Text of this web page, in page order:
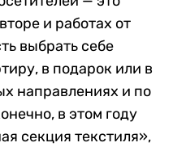
и работах от
выбрать себе
в подарок или в
направлениях и по
в этом году
секция текстиля»,